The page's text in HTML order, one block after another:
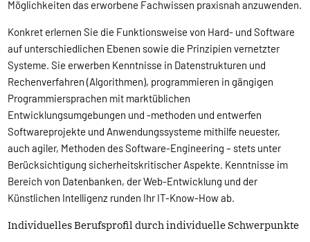
Möglichkeiten das erworbene Fachwissen praxisnah anzuwenden.
Konkret erlernen Sie die Funktionsweise von Hard- und Software
auf unterschiedlichen Ebenen sowie die Prinzipien vernetzter
Systeme. Sie erwerben Kenntnisse in Datenstrukturen und
Rechenverfahren (Algorithmen), programmieren in gängigen
Programmiersprachen mit marktüblichen
Entwicklungsumgebungen und -methoden und entwerfen
Softwareprojekte und Anwendungssysteme mithilfe neuester,
auch agiler, Methoden des Software-Engineering – stets unter
Berücksichtigung sicherheitskritischer Aspekte. Kenntnisse im
Bereich von Datenbanken, der Web-Entwicklung und der
Künstlichen Intelligenz runden Ihr IT-Know-How ab.
Individuelles Berufsprofil durch individuelle Schwerpunkte